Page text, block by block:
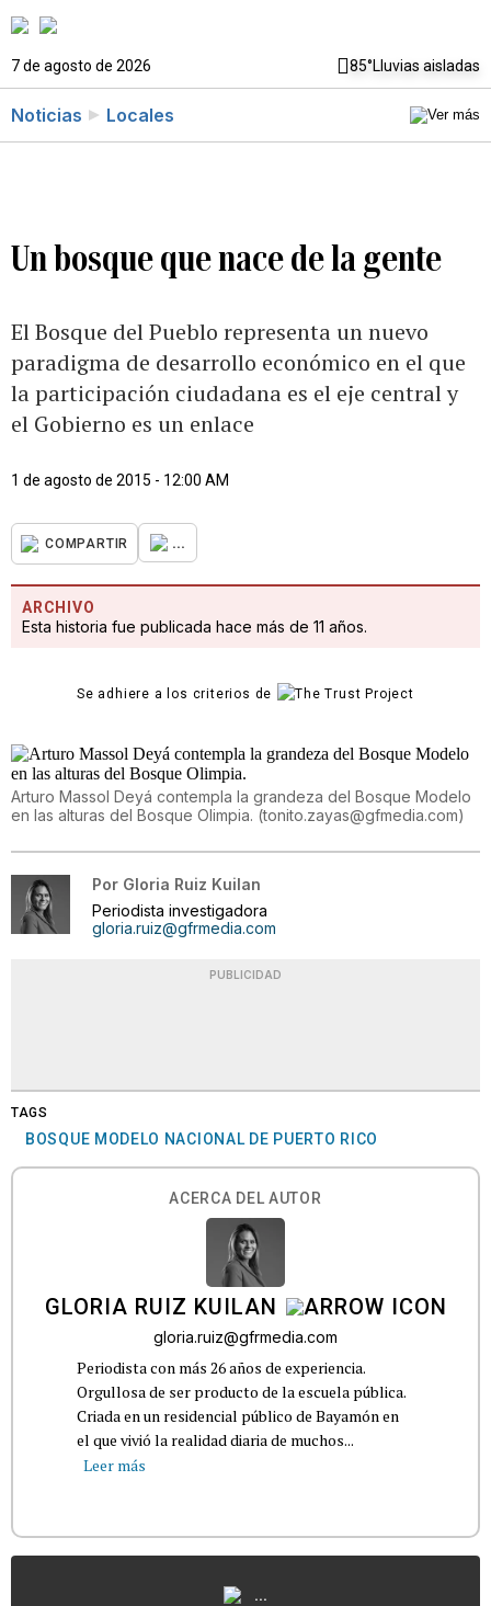
7 de agosto de 2026 85°Lluvias aisladas
Noticias Locales
Un bosque que nace de la gente
El Bosque del Pueblo representa un nuevo
paradigma de desarrollo económico en el que
la participación ciudadana es el eje central y
el Gobierno es un enlace
1 de agosto de 2015 - 12:00 AM
COMPARTIR ...
ARCHIVO
Esta historia fue publicada hace más de 11 años.
Se adhiere a los criterios de
Arturo Massol Deyá contempla la grandeza del Bosque Modelo
en las alturas del Bosque Olimpia. (tonito.zayas@gfmedia.com)
Por Gloria Ruiz Kuilan
Periodista investigadora
gloria.ruiz@gfrmedia.com
PUBLICIDAD
TAGS
BOSQUE MODELO NACIONAL DE PUERTO RICO
ACERCA DEL AUTOR
GLORIA RUIZ KUILAN
gloria.ruiz@gfrmedia.com
Periodista con más 26 años de experiencia.
Orgullosa de ser producto de la escuela pública.
Criada en un residencial público de Bayamón en
el que vivió la realidad diaria de muchos...
Leer más
...